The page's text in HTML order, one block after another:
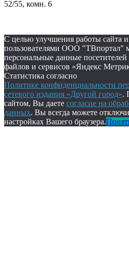
52/55, комн. 6
С целью улучшения работы сайта и
пользователями ООО "ТВпортал"
персональные данные
файлов и сервисов «Яндекс
Статистика согласно
Политике конфиденциальности
сетевого издания «Другой город».
сайтом, Вы даете согласие на
данных. Вы всегда можете
настройках Вашего браузера.